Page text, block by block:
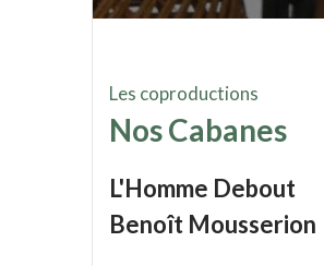
Les coproductions
Nos Cabanes
L'Homme Debout
Benoît Mousserion